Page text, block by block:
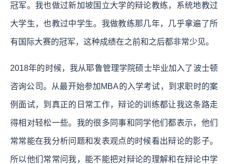
冠军。我也做过新加坡国立大学的辩论教练，系统地教过
大学生，也教过中学生。我做教练那几年，几乎拿遍了所
有国际大赛的冠军，这种成绩在之前和之后都非常少见。
2018年的时候，我从耶鲁管理学院硕士毕业加入了波士顿
咨询公司。从最开始参加MBA的入学考试，到求职时的案
例面试，到真正的日常工作，辩论的训练都让我这条路走
得相对轻松一些。我的很多同事和同学他们都表示，他们
常常能在我分析问题和发表观点的时候看出辩论的影子。
所以他们常常问我，能不能把对辩论的理解和在辩论中学